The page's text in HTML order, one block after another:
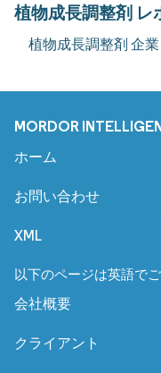
植物成長調整剤 レ
植物成長調整剤 企業
MORDOR
ホーム
お問い合わせ
XML
以下のページは英語で
会社概要
クライアント